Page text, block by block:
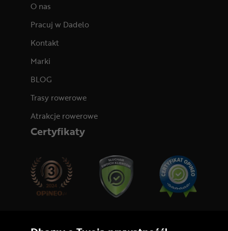
O nas
Pracuj w Dadelo
Kontakt
Marki
BLOG
Trasy rowerowe
Atrakcje rowerowe
Certyfikaty
Dołącz do nas